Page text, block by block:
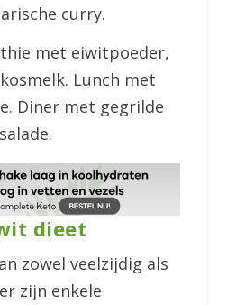
curry.
met eiwitpoeder,
Lunch met
Diner met gegrilde
dieet
zowel veelzijdig als
zijn enkele